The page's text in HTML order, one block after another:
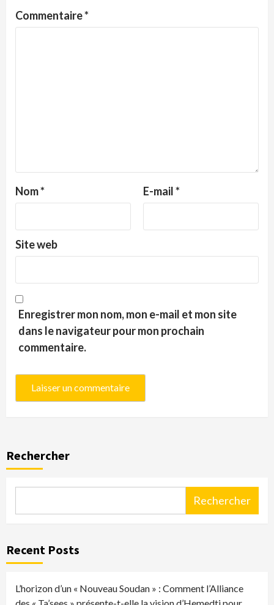
Commentaire*
Nom* E-mail*
Site web
Enregistrer mon nom, mon e-mail et mon site
dans le navigateur pour mon prochain
commentaire.
Rechercher
Rechercher
Recent Posts
L’horizon d’un « Nouveau Soudan » : Comment l’Alliance